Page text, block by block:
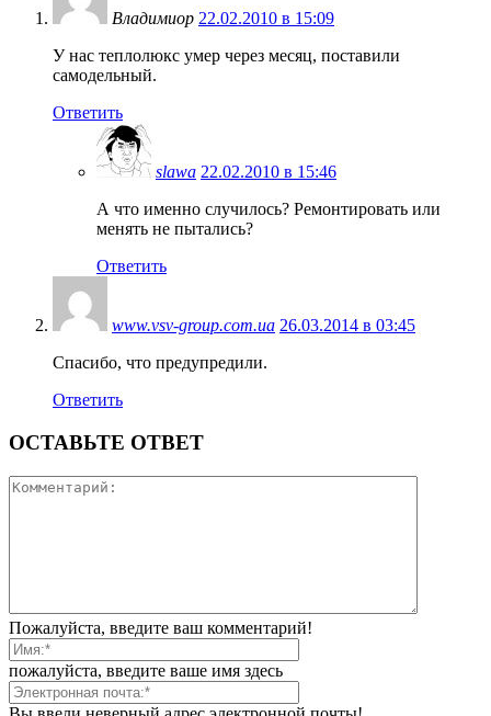
Владимиор 22.02.2010 в 15:09
У нас теплолюкс умер через месяц, поставили
самодельный.
Ответить
slawa 22.02.2010 в 15:46
А что именно случилось? Ремонтировать или
менять не пытались?
Ответить
www.vsv-group.com.ua 26.03.2014 в 03:45
Спасибо, что предупредили.
Ответить
ОСТАВЬТЕ ОТВЕТ
Пожалуйста, введите ваш комментарий!
пожалуйста, введите ваше имя здесь